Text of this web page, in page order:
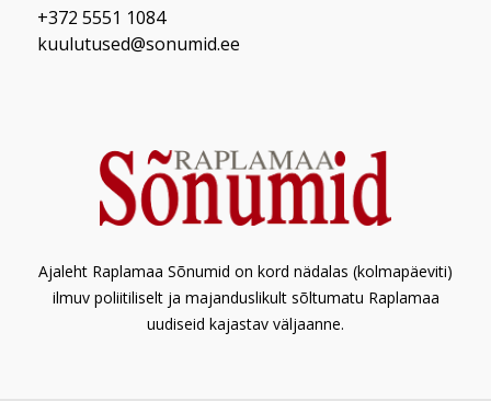
+372 5551 1084
kuulutused@sonumid.ee
Ajaleht Raplamaa Sõnumid on kord nädalas (kolmapäeviti)
ilmuv poliitiliselt ja majanduslikult sõltumatu Raplamaa
uudiseid kajastav väljaanne.